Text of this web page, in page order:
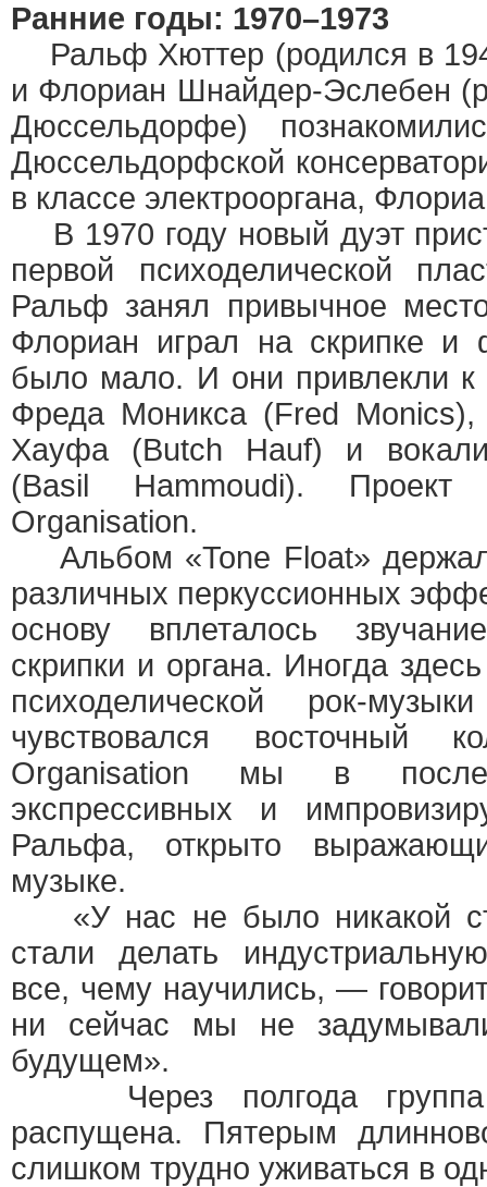
Ранние годы: 1970–1973
Ральф Хюттер (родился в
и Флориан Шнайдер-Эслебен
Дюссельдорфе)
Дюссельдорфской
в классе электрооргана,
В 1970 году новый дуэт
первой психоделической
Ральф занял привычное
Флориан играл на скрипке и
было мало. И они привлекли к
Фреда Моникса (Fred Monics),
Хауфа (Butch Hauf) и
(Basil Hammoudi). Проект
Organisation.
Альбом «Tone Float»
различных перкуссионных
основу вплеталось
скрипки и органа. Иногда
психоделической рок-
чувствовался восточный
Organisation мы в
экспрессивных и
Ральфа, открыто
музыке.
«У нас не было никакой
стали делать
все, чему научились, —
ни сейчас мы не
будущем».
Через полгода группа
распущена. Пятерым
слишком трудно уживаться в